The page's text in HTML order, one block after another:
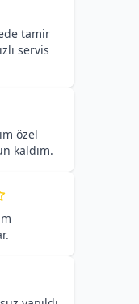
tamir
servis
özel
kaldım.